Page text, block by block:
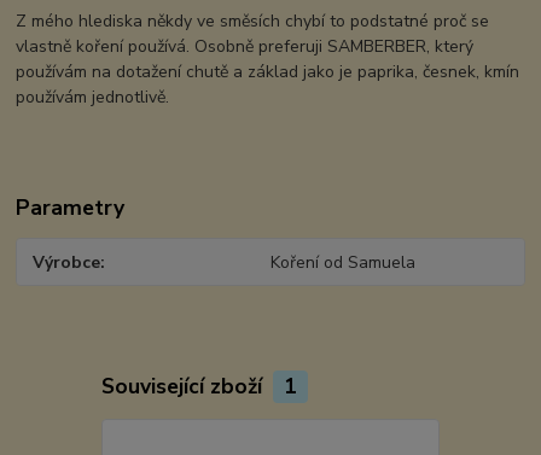
Z mého hlediska někdy ve směsích chybí to podstatné proč se
vlastně koření používá. Osobně preferuji SAMBERBER, který
používám na dotažení chutě a základ jako je paprika, česnek, kmín
používám jednotlivě.
Parametry
Výrobce Koření od Samuela
Související zboží 1